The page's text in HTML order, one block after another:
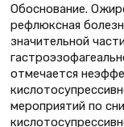
Обоснование.
рефлюксная
значительной
отмечается
мероприятий по